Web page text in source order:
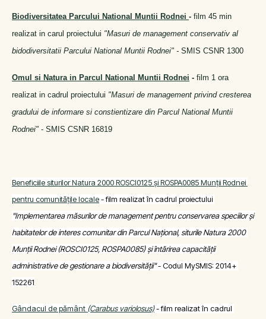
Biodiversitatea Parcului National Muntii Rodnei - film 45 min
realizat in carul proiectului "Masuri de management conservativ al
bidodiversitatii Parcului National Muntii Rodnei" - SMIS CSNR 1300
Omul si Natura in Parcul National Muntii Rodnei - film 1 ora
realizat in cadrul proiectului "Masuri de management privind cresterea
gradului de informare si constientizare din Parcul National Muntii
Rodnei" - SMIS CSNR 16819
Beneficiile siturilor Natura 2000 ROSCI0125 și ROSPA0085 Munții Rodnei
pentru comunitățile locale
"Implementarea măsurilor de management pentru conservarea speciilor și
habitatelor de interes comunitar din Parcul Național, siturile Natura 2000
Munții Rodnei (ROSCI0125, ROSPA0085) și întărirea capacității
administrative de gestionare a biodiversității" - Codul MySMIS: 2014+
152261
Gândacul de pământ (Carabus variolosus) - film realizat în cadrul